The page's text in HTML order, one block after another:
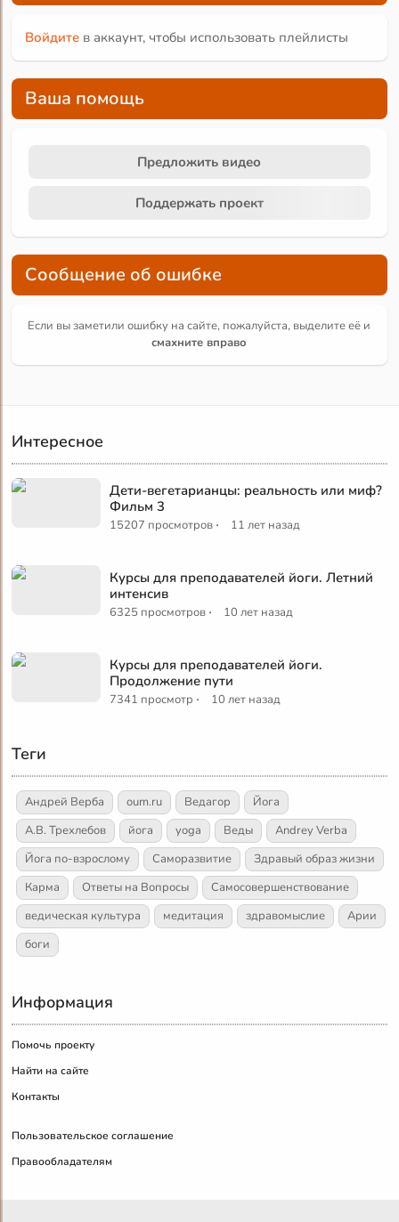
Войдите в аккаунт, чтобы использовать плейлисты
Ваша помощь
Предложить видео
Поддержать проект
Сообщение об ошибке
Если вы заметили ошибку на сайте, пожалуйста, выделите её и
смахните вправо
Интересное
Дети-вегетарианцы: реальность или миф?
Фильм 3
15207 просмотров · 11 лет назад
Курсы для преподавателей йоги. Летний
интенсив
6325 просмотров · 10 лет назад
Курсы для преподавателей йоги.
Продолжение пути
7341 просмотр · 10 лет назад
Теги
Андрей Верба oum.ru Ведагор
Йога
А.В. Трехлебов
йога yoga Веды
Andrey Verba
Йога по-взрослому
Саморазвитие
Здравый образ жизни
Карма
Ответы на Вопросы
Самосовершенствование
ведическая культура
медитация здравомыслие
Арии
боги
Информация
Помочь проекту
Найти на сайте
Контакты
Пользовательское соглашение
Правообладателям